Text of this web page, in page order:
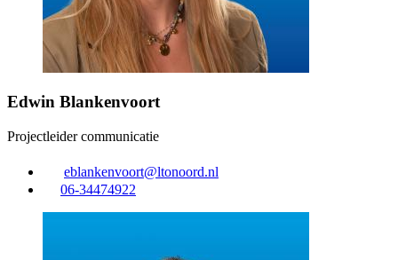
Edwin Blankenvoort
Projectleider communicatie
eblankenvoort@ltonoord.nl
06-34474922